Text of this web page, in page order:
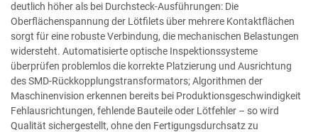
deutlich höher als bei Durchsteck-Ausführungen: Die
Oberflächenspannung der Lötfilets über mehrere Kontaktflächen
sorgt für eine robuste Verbindung, die mechanischen Belastungen
widersteht. Automatisierte optische Inspektionssysteme
überprüfen problemlos die korrekte Platzierung und Ausrichtung
des SMD-Rückkopplungstransformators; Algorithmen der
Maschinenvision erkennen bereits bei Produktionsgeschwindigkeit
Fehlausrichtungen, fehlende Bauteile oder Lötfehler – so wird
Qualität sichergestellt, ohne den Fertigungsdurchsatz zu